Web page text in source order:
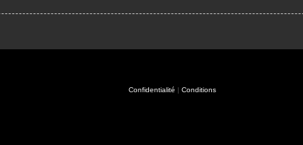
Confidentialité | Conditions